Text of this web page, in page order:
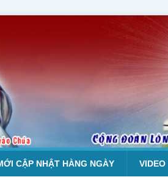
CẬP NHẬT HÀNG NGÀY VIDEO